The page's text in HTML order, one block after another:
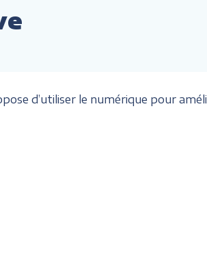
d’utiliser le numérique pour